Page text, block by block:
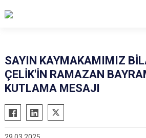
Başmakçı
Bolvadin
Hocalar
SAYIN KAYMAKAMIMIZ
ÇELİK'İN RAMAZAN
KUTLAMA MESAJI